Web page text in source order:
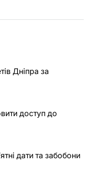
Дніпра за
доступ до
дати та забобони